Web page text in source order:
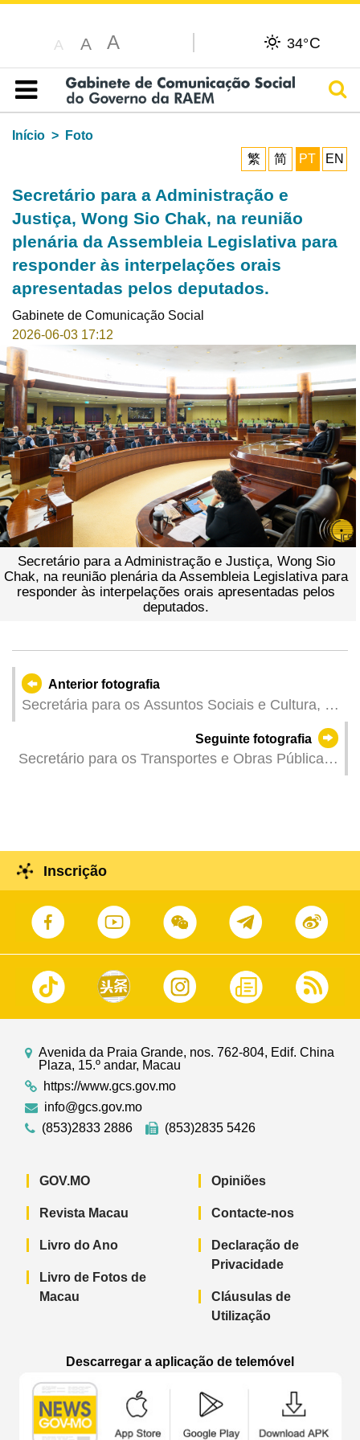
A A A 34°C
Índice
Início
Foto
繁
简 PT EN
Secretário para a Administração e
Justiça, Wong Sio Chak, na reunião
plenária da Assembleia Legislativa para
responder às interpelações orais
apresentadas pelos deputados.
Gabinete de Comunicação Social
2026-06-03 17:12
Secretário para a Administração e Justiça, Wong Sio
Chak, na reunião plenária da Assembleia Legislativa para
responder às interpelações orais apresentadas pelos
deputados.
Anterior fotografia
Secretária para os Assuntos Sociais e Cultura, O
Legislativa para responder às interpelações orais
apresentadas pelos deputados.
Seguinte fotografia
Secretário para os Transportes e Obras Públicas,
Inscrição
Avenida da Praia Grande, nos. 762-804, Edif. China
Plaza, 15.º andar, Macau
https://www.gcs.gov.mo
info@gcs.gov.mo
(853)2833 2886
(853)2835 5426
GOV.MO
Revista Macau
Livro do Ano
Livro de Fotos de
Macau
Opiniões
Contacte-nos
Declaração de
Privacidade
Cláusulas de
Utilização
Descarregar a aplicação de telemóvel